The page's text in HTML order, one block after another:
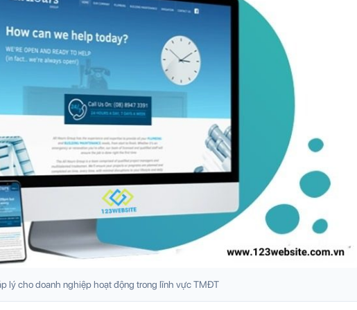
lý cho doanh nghiệp hoạt động trong lĩnh vực TMĐT